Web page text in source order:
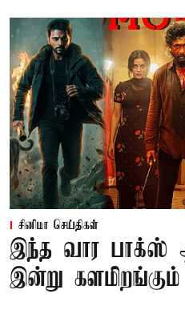
சினிமா செய்திகள்
இந்த வார பாக்ஸ்
இன்று